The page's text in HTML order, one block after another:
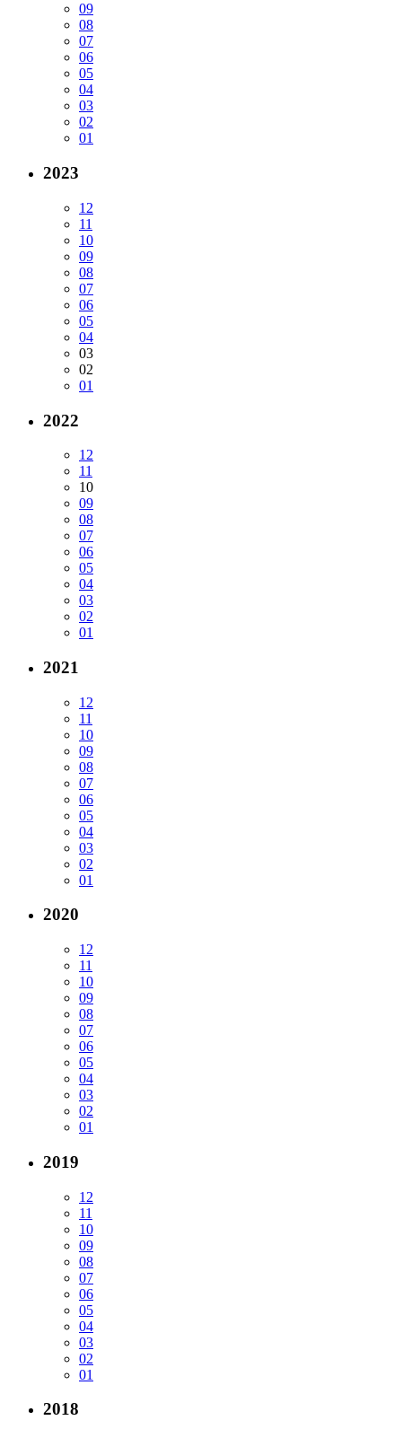
09
08
07
06
05
04
03
02
01
2023
12
11
10
09
08
07
06
05
04
03
02
01
2022
12
11
10
09
08
07
06
05
04
03
02
01
2021
12
11
10
09
08
07
06
05
04
03
02
01
2020
12
11
10
09
08
07
06
05
04
03
02
01
2019
12
11
10
09
08
07
06
05
04
03
02
01
2018